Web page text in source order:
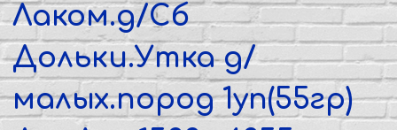
Лаком.д/Сб
Дольки.Утка д/
малых.пород 1уп(55гр)